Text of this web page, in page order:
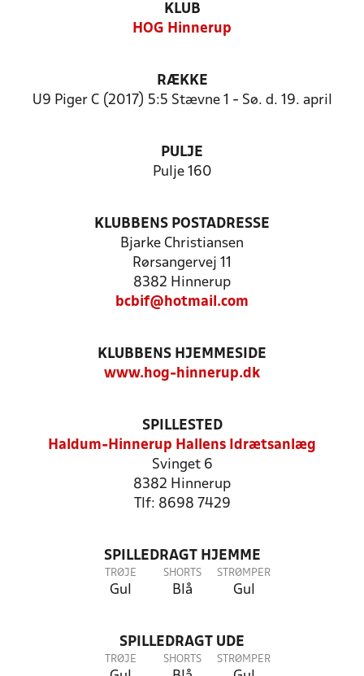
KLUB
HOG Hinnerup
RÆKKE
U9 Piger C (2017) 5:5 Stævne 1 - Sø. d. 19. april
PULJE
Pulje 160
KLUBBENS POSTADRESSE
Bjarke Christiansen
Rørsangervej 11
8382 Hinnerup
bcbif@hotmail.com
KLUBBENS HJEMMESIDE
www.hog-hinnerup.dk
SPILLESTED
Haldum-Hinnerup Hallens Idrætsanlæg
Svinget 6
8382 Hinnerup
Tlf: 8698 7429
SPILLEDRAGT HJEMME
TRØJE
Gul
SHORTS
Blå
STRØMPER
Gul
SPILLEDRAGT UDE
TRØJE SHORTS STRØMPER